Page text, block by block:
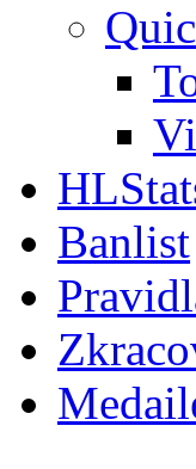
Banlist